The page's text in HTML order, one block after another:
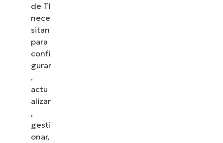
de TI
nece
sitan
para
confi
gurar
,
actu
alizar
,
gesti
onar,